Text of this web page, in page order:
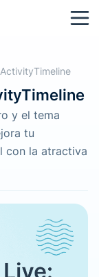
y el tema
tu
con la atractiva